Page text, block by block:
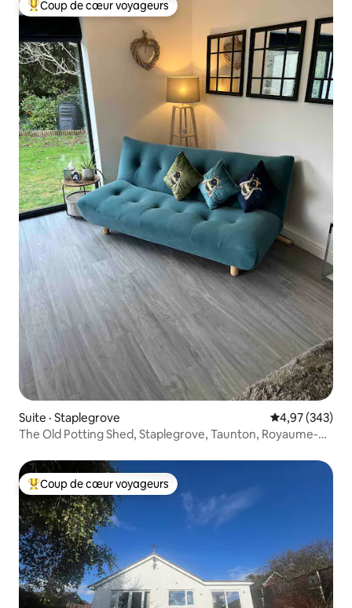
Coup de cœur voyageurs parmi les plus aimés
Coup de cœur voyageurs
Suite · Staplegrove Note
4,97 (343)
The Old Potting Shed, Staplegrove, Taunton, Royaume-
Coup de cœur voyageurs parmi les plus aimés
Coup de cœur voyageurs